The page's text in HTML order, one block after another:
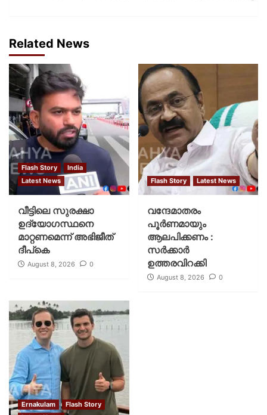
Related News
Flash Story
India
Latest News
വീട്ടിലെ സുരക്ഷാ
ഉദ്യോഗസ്ഥനെ
മാറ്റണമെന്ന് അഭിജീത്
ദീപ്‌കെ
August 8, 2026 0
Flash Story Latest News
വന്ദേമാതരം
പൂര്‍ണമായും
ആലപിക്കണം :
സര്‍ക്കാര്‍
ഉത്തരവിറക്കി
August 8, 2026 0
Ernakulam
Flash Story